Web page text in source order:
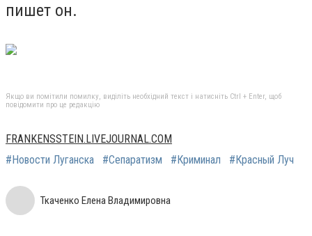
пишет он.
Якщо ви помітили помилку, виділіть необхідний текст і натисніть Ctrl + Enter, щоб
повідомити про це редакцію
FRANKENSSTEIN.LIVEJOURNAL.COM
#Новости Луганска
#Сепаратизм #Криминал #Красный Луч
Ткаченко Елена Владимировна